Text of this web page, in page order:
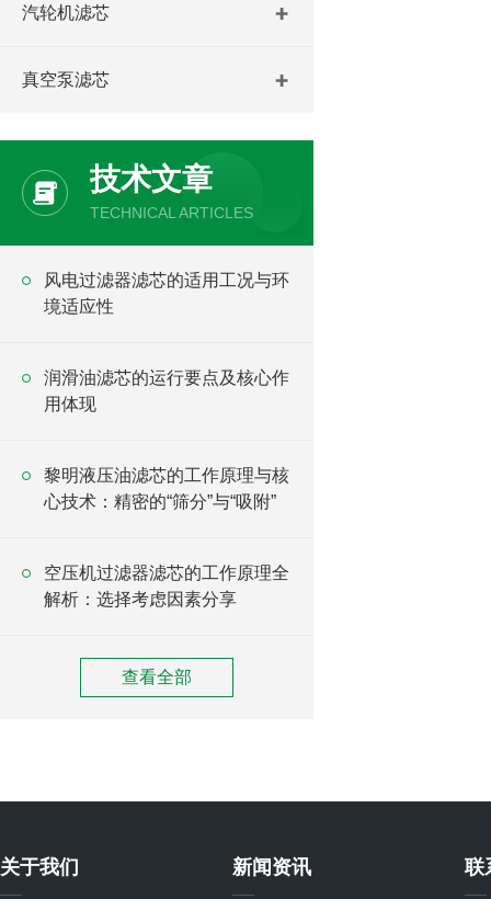
汽轮机滤芯
真空泵滤芯
技术文章
TECHNICAL ARTICLES
风电过滤器滤芯的适用工况与环
境适应性
润滑油滤芯的运行要点及核心作
用体现
黎明液压油滤芯的工作原理与核
心技术：精密的“筛分”与“吸附”
空压机过滤器滤芯的工作原理全
解析：选择考虑因素分享
查看全部
关于我们 新闻资讯 联